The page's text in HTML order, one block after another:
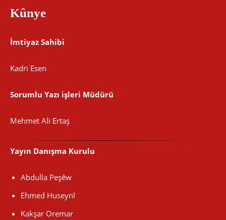
Kûnye
İmtiyaz Sahibi
Kadri Esen
Sorumlu Yazı işleri Müdürü
Mehmet Ali Ertaş
Yayın Danışma Kurulu
Abdulla Peşêw
Ehmed Huseynî
Kakşar Oremar